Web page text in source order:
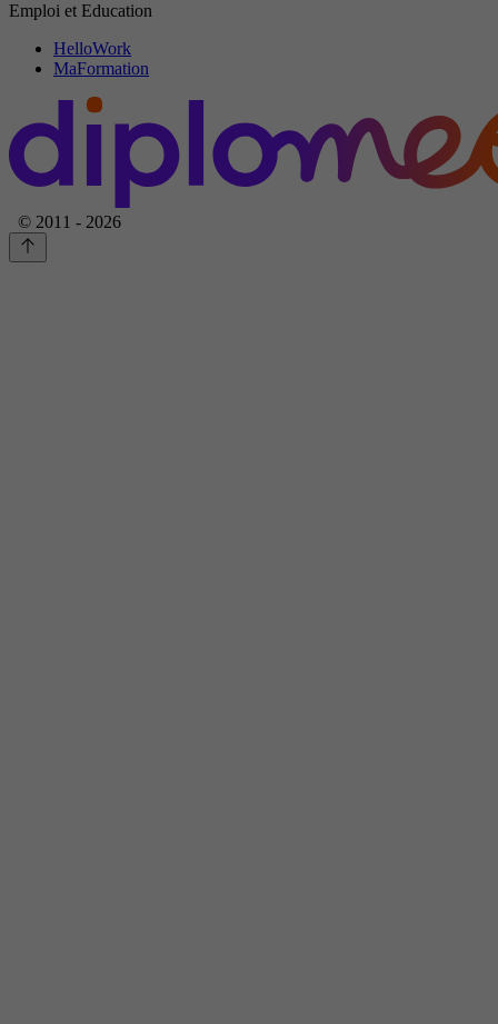
Emploi et Education
HelloWork
MaFormation
© 2011 - 2026